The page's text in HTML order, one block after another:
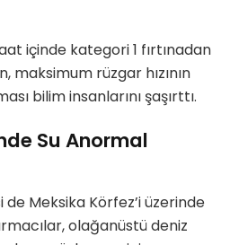
içinde kategori 1 fırtınadan
maksimum rüzgar hızının
bilim insanlarını şaşırttı.
Su Anormal
de Meksika Körfez’i üzerinde
olağanüstü deniz